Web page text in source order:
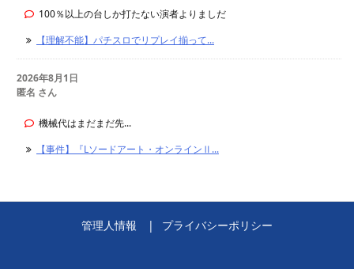
100％以上の台しか打たない演者よりましだ
【理解不能】パチスロでリプレイ揃って...
2026年8月1日
匿名 さん
機械代はまだまだ先...
【事件】『Lソードアート・オンラインⅡ...
管理人情報 プライバシーポリシー